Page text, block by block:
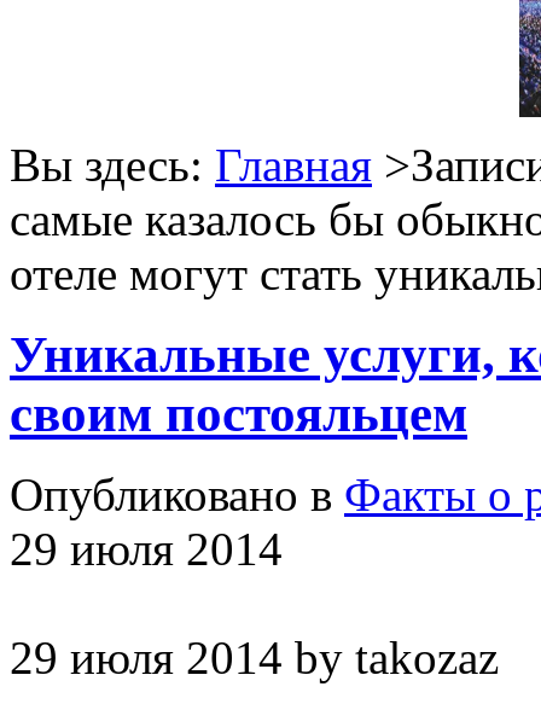
Вы здесь: Главная
самые казалось бы
отеле могут стать
Уникальные услуги,
своим постояльцем
Опубликовано в Факты о
29 июля 2014
29 июля 2014 by takozaz